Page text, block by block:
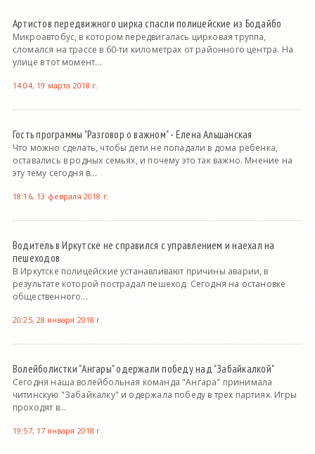
Артистов передвижного цирка спасли полицейские из Бодайбо
Микроавтобус, в котором передвигалась цирковая труппа,
сломался на трассе в 60-ти километрах от районного центра. На
улице в тот момент...
14:04, 19 марта 2018 г.
Гость программы "Разговор о важном" - Елена Альшанская
Что можно сделать, чтобы дети не попадали в дома ребенка,
оставались в родных семьях, и почему это так важно. Мнение на
эту тему сегодня в...
18:16, 13 февраля 2018 г.
Водитель в Иркутске не справился с управлением и наехал на
пешеходов
В Иркутске полицейские устанавливают причины аварии, в
результате которой пострадал пешеход. Сегодня на остановке
общественного...
20:25, 28 января 2018 г.
Волейболистки "Ангары" одержали победу над "Забайкалкой"
Сегодня наша волейбольная команда "Ангара" принимала
читинскую "Забайкалку" и одержала победу в трех партиях. Игры
проходят в...
19:57, 17 января 2018 г.